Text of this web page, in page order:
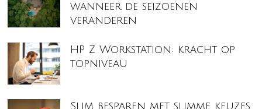
wanneer de seizoenen
veranderen
HP Z Workstation: kracht op
topniveau
Slim besparen met slimme keuzes